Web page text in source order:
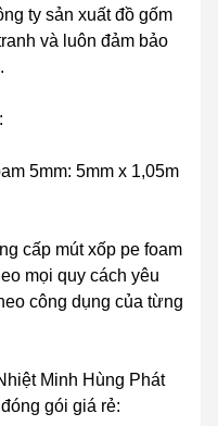
ty sản xuất đồ gốm
và luôn đảm bảo
5mm: 5mm x 1,05m
cấp mút xốp pe foam
mọi quy cách yêu
công dụng của từng
Minh Hùng Phát
gói giá rẻ: